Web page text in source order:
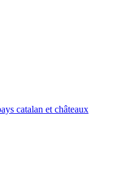
catalan et châteaux